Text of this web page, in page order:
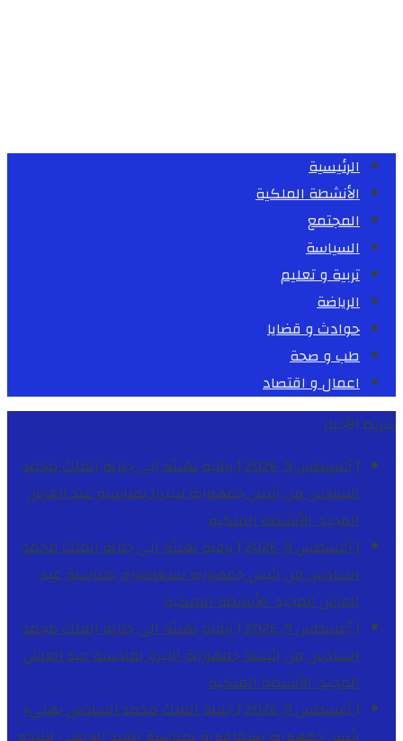
الرئيسية
الأنشطة الملكية
المجتمع
السياسة
تربية و تعليم
الرياضة
حوادث و قضايا
طب و صحة
اعمال و اقتصاد
شريط الأخبار
[ أغسطس 9, 2026 ]
برقية تهنئة الى جلالة الملك محمد
السادس من رئيس جمهورية ليبيريا بمناسبة عيد العرش
المجيدالأنشطة الملكية
[ أغسطس 9, 2026 ]
برقية تهنئة الى جلالة الملك محمد
السادس من رئيس جمهورية سنغافورة بمناسبة عيد
العرش المجيدالأنشطة الملكية
[ أغسطس 9, 2026 ]
برقية تهنئة الى جلالة الملك محمد
السادس من رئيسة جمهورية البيرو بمناسبة عيد العرش
المجيدالأنشطة الملكية
[ أغسطس 9, 2026 ]
جلالة الملك محمد السادس يهنيء